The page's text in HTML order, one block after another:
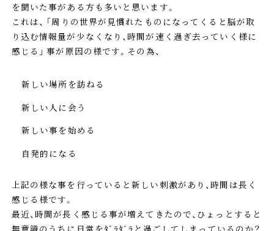
を聞いた事がある方も多いと思います。
これは、 ｢周りの世界が見慣れたものになってくると脳が取
り込む情報量が少なくなり、時間が速く過ぎ去っていく様に
感じる｣ 事が原因の様です。その為、
新しい場所を訪ねる
新しい人に会う
新しい事を始める
自発的になる
上記の様な事を行っていると新しい刺激があり、時間は長く
感じる様です。
最近、時間が長く感じる事が増えてきたので、ひょっとすると
無意識のうちに日常をﾀﾞﾗﾀﾞﾗと過ごしてしまっているのか？